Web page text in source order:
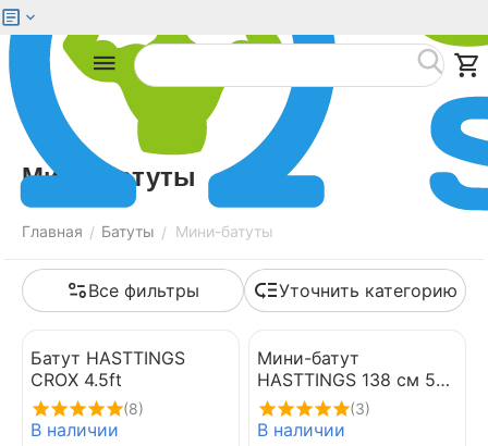
Мини-батуты
Главная / Батуты / Мини-батуты
Все фильтры Уточнить категорию
Батут HASTTINGS
CROX 4.5ft
(8)
В наличии
Мини-батут
HASTTINGS 138 см 54"
с защитной сеткой
(3)
В наличии
Меню Найти